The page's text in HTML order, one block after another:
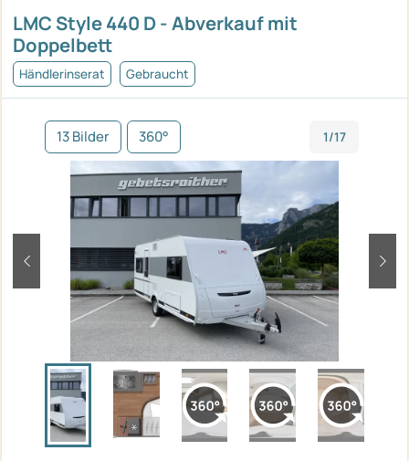
LMC Style 440 D - Abverkauf mit
Doppelbett
Händlerinserat Gebraucht
13 Bilder 360° 1/17
zurück